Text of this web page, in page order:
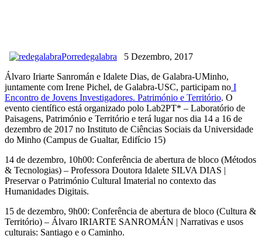
Porredegalabra
5 Dezembro, 2017
Álvaro Iriarte Sanromán e Idalete Dias, de Galabra-UMinho,
juntamente com Irene Pichel, de Galabra-USC, participam no I
Encontro de Jovens Investigadores. Património e Território. O
evento científico está organizado polo Lab2PT* – Laboratório de
Paisagens, Património e Território e terá lugar nos dia 14 a 16 de
dezembro de 2017 no Instituto de Ciências Sociais da Universidade
do Minho (Campus de Gualtar, Edifício 15)
14 de dezembro, 10h00: Conferência de abertura de bloco (Métodos
& Tecnologias) – Professora Doutora Idalete SILVA DIAS |
Preservar o Património Cultural Imaterial no contexto das
Humanidades Digitais.
15 de dezembro, 9h00: Conferência de abertura de bloco (Cultura &
Território) – Álvaro IRIARTE SANROMÁN | Narrativas e usos
culturais: Santiago e o Caminho.